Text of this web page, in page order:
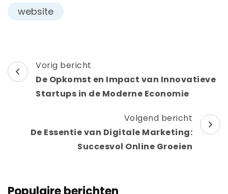
website
Berichtnavigatie
Vorig bericht
De Opkomst en Impact van Innovatieve
Startups in de Moderne Economie
Volgend bericht
De Essentie van Digitale Marketing:
Succesvol Online Groeien